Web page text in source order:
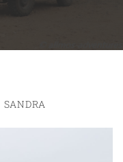
SANDRA